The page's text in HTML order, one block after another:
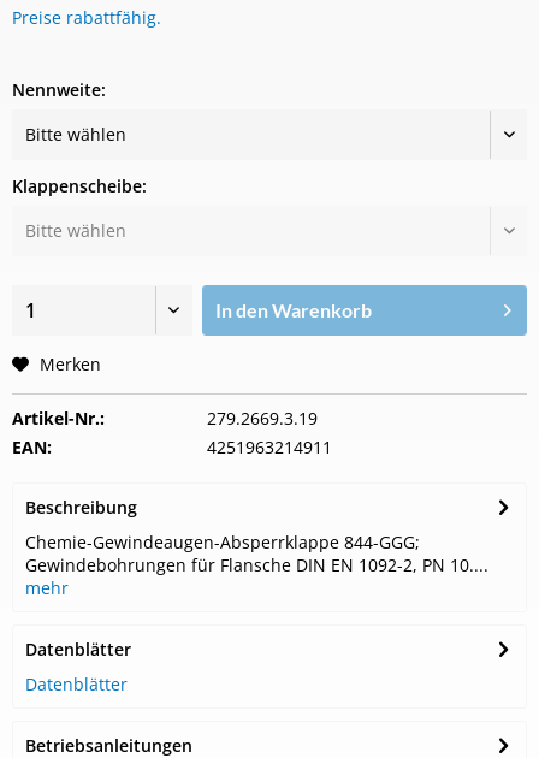
Preise rabattfähig.
Nennweite:
Klappenscheibe:
In denWarenkorb
Merken
Artikel-Nr.:
279.2669.3.19
EAN:
4251963214911
Beschreibung
Chemie-Gewindeaugen-Absperrklappe 844-GGG;
Gewindebohrungen für Flansche DIN EN 1092-2, PN 10....
mehr
Datenblätter
Datenblätter
Betriebsanleitungen